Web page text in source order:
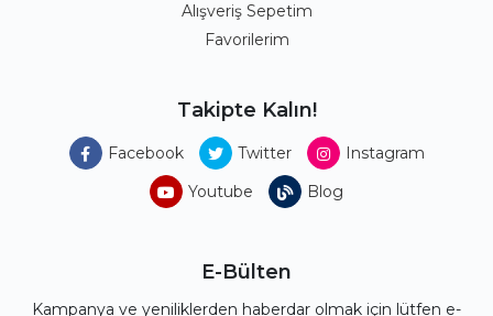
Alışveriş Sepetim
Favorilerim
Takipte Kalın!
Facebook Twitter
Instagram
Youtube
Blog
E-Bülten
Kampanya ve yeniliklerden haberdar olmak için lütfen e-